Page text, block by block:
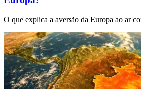
O que explica a aversão da Europa ao ar